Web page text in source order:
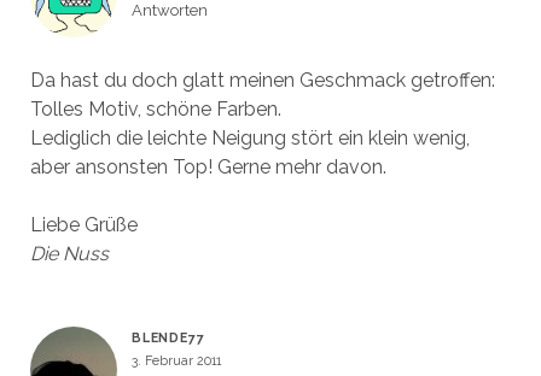
Antworten
Da hast du doch glatt meinen Geschmack getroffen:
Tolles Motiv, schöne Farben.
Lediglich die leichte Neigung stört ein klein wenig,
aber ansonsten Top! Gerne mehr davon.
Liebe Grüße
Die Nuss
BLENDE77
3. Februar 2011